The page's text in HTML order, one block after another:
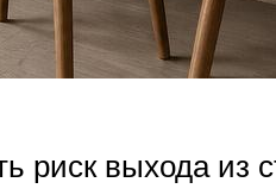
выхода из